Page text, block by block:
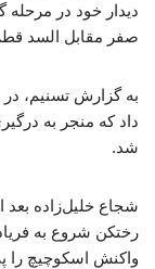
صفر مقابل السد
به گزارش تسنیم، در
داد که منجر به
شد.
شجاع خلیل‌زاده
رختکن شروع به
واکنش اسکوچیچ را